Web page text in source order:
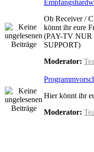
Ob Receiver /
könnt ihr eure
(PAY-TV
SUPPORT)
Moderator:
Hier könnt ihr
Moderator: